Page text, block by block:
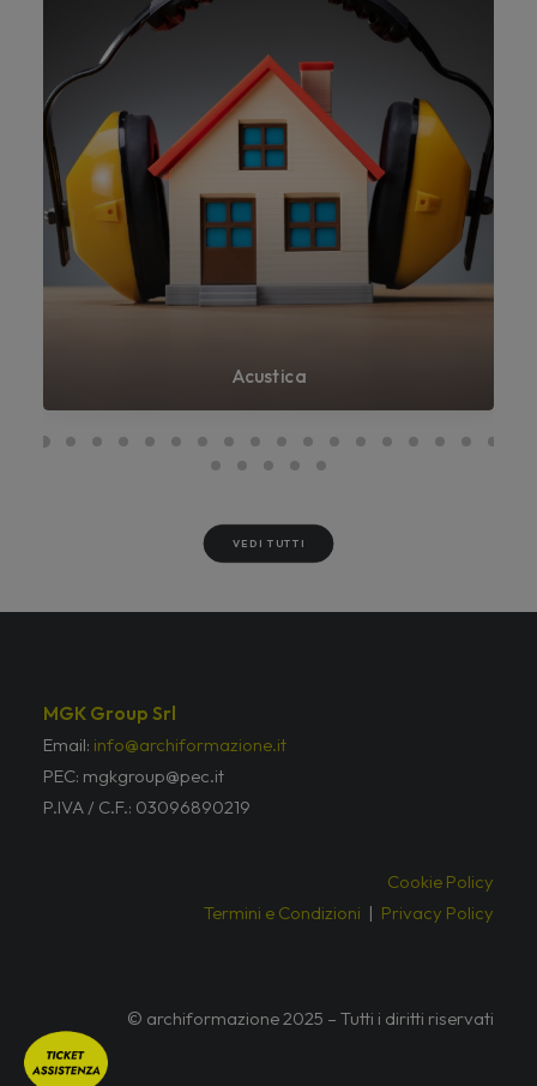
Acustica
VEDI TUTTI
MGK Group Srl
Email: info@archiformazione.it
PEC: mgkgroup@pec.it
P.IVA / C.F.: 03096890219
Cookie Policy
Termini e Condizioni | Privacy Policy
© archiformazione 2025 – Tutti i diritti riservati